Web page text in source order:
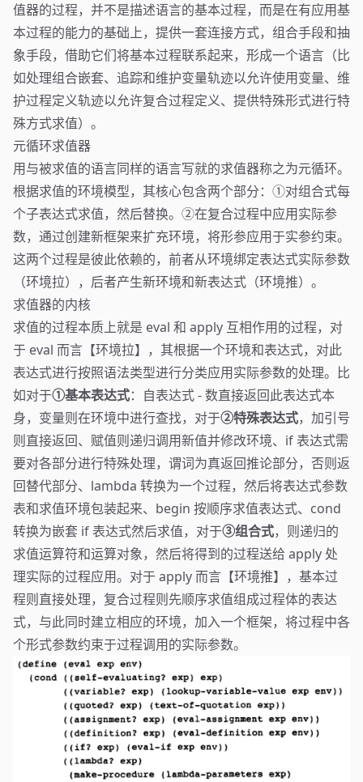
值器的过程，并不是描述语言的基本过程，而是在有应用基
本过程的能力的基础上，提供一套连接方式，组合手段和抽
象手段，借助它们将基本过程联系起来，形成一个语言（比
如处理组合嵌套、追踪和维护变量轨迹以允许使用变量、维
护过程定义轨迹以允许复合过程定义、提供特殊形式进行特
殊方式求值）。
元循环求值器
用与被求值的语言同样的语言写就的求值器称之为元循环。
根据求值的环境模型，其核心包含两个部分：①对组合式每
个子表达式求值，然后替换。②在复合过程中应用实际参
数，通过创建新框架来扩充环境，将形参应用于实参约束。
这两个过程是彼此依赖的，前者从环境绑定表达式实际参数
（环境拉），后者产生新环境和新表达式（环境推）。
求值器的内核
求值的过程本质上就是 eval 和 apply 互相作用的过程，对
于 eval 而言【环境拉】，其根据一个环境和表达式，对此
表达式进行按照语法类型进行分类应用实际参数的处理。比
如对于①基本表达式：自表达式 - 数直接返回此表达式本
身，变量则在环境中进行查找，对于②特殊表达式，加引号
则直接返回、赋值则递归调用新值并修改环境、if 表达式需
要对各部分进行特殊处理，谓词为真返回推论部分，否则返
回替代部分、lambda 转换为一个过程，然后将表达式参数
表和求值环境包装起来、begin 按顺序求值表达式、cond
转换为嵌套 if 表达式然后求值，对于③组合式，则递归的
求值运算符和运算对象，然后将得到的过程送给 apply 处
理实际的过程应用。对于 apply 而言【环境推】，基本过
程则直接处理，复合过程则先顺序求值组成过程体的表达
式，与此同时建立相应的环境，加入一个框架，将过程中各
个形式参数约束于过程调用的实际参数。